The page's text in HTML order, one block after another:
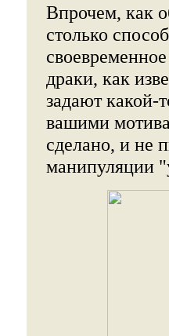
Впрочем, как
столько
драки, как
задают какой-
вашими
сделано, и не
манипуляции